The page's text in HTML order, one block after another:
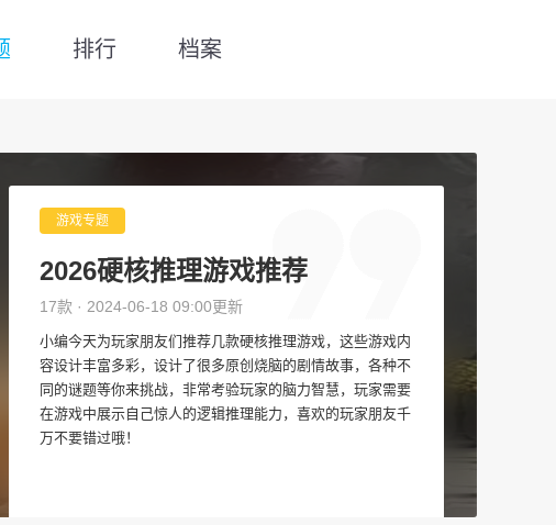
排行 档案
游戏专题
2026硬核推理游戏推荐
17款 · 2024-06-18 09:00更新
小编今天为玩家朋友们推荐几款硬核推理游戏，这些游戏内
容设计丰富多彩，设计了很多原创烧脑的剧情故事，各种不
同的谜题等你来挑战，非常考验玩家的脑力智慧，玩家需要
在游戏中展示自己惊人的逻辑推理能力，喜欢的玩家朋友千
万不要错过哦！